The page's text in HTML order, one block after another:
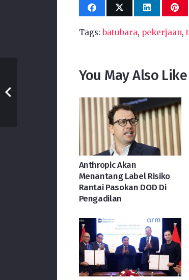
Tags:batubara, pekerjaan,
You May Also Like
Anthropic Akan
Menantang Label Risiko
Rantai Pasokan DOD Di
Pengadilan